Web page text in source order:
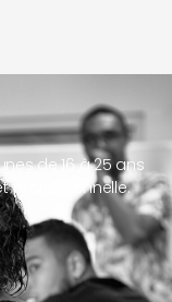
de 16 à 25 ans
professionnelle.